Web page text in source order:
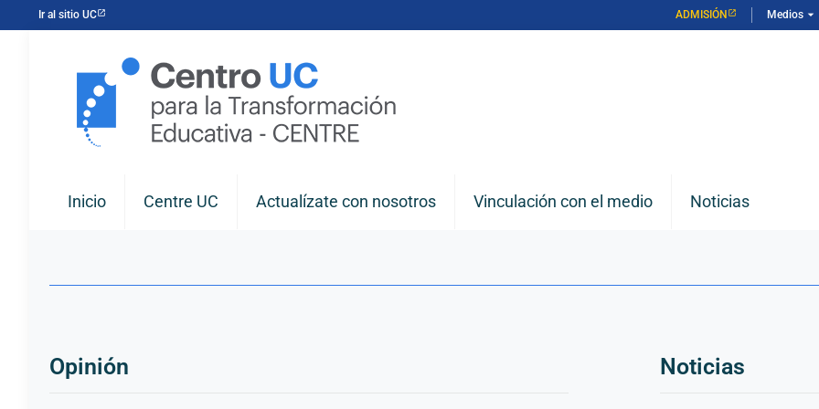
Ir al sitio UC ADMISIÓN Medios arrow_drop_down
Inicio Centre UC Actualízate con nosotros Vinculación con el medio Noticias
Opinión Noticias